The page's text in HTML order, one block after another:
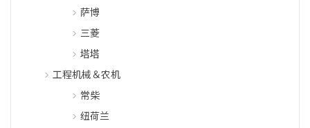
萨博
三菱
塔塔
工程机械＆农机
常柴
纽荷兰